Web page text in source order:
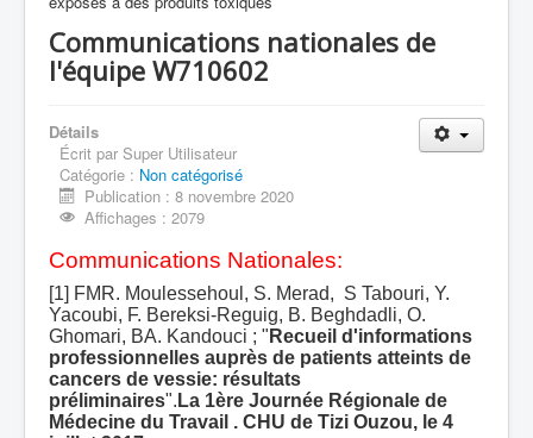
Equipe W710601
Equipe W710602
Equipe W710603
Equipe W710604
Equipe 710605
Production scientifique
Communications nationales de
l'équipe W710602
Détails
Écrit par Super Utilisateur
Catégorie : Non catégorisé
Publication : 8 novembre 2020
Affichages : 2079
Communications Nationales:
[1] FMR. Moulessehoul, S. Merad, S Tabouri, Y.
Yacoubi, F. Bereksi-Reguig, B. Beghdadli, O.
Ghomari, BA. Kandouci ; " Recueil d'informations
professionnelles auprès de patients atteints de
cancers de vessie: résultats
préliminaires". La 1ère Journée Régionale de
Médecine du Travail . CHU de Tizi Ouzou, le 4